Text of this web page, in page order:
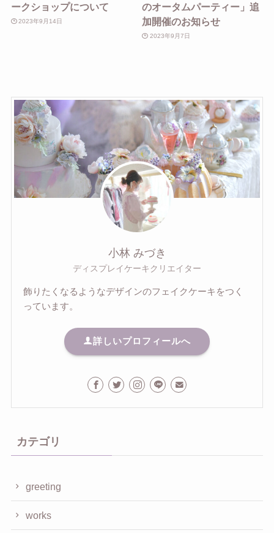
ークショップについて
2023年9月14日
のオータムパーティー」追
加開催のお知らせ
2023年9月7日
小林 みづき
ディスプレイケーキクリエイター
飾りたくなるようなデザインのフェイクケーキをつく
っています。
詳しいプロフィールへ
カテゴリ
greeting
works